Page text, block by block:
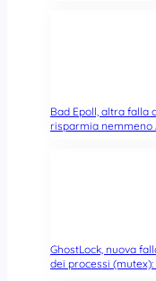
Bad Epoll, altra falla
risparmia nemmeno
GhostLock, nuova
dei processi